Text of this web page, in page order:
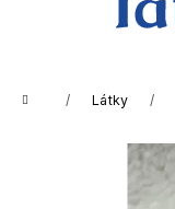
Domů Látky